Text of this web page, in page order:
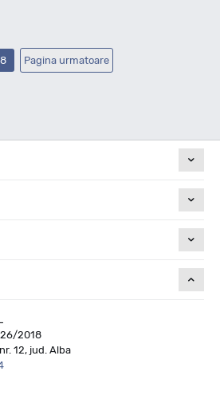
Pagina urmatoare
2018
12, jud. Alba